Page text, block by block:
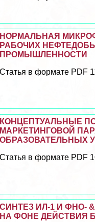
НОРМАЛЬНАЯ
РАБОЧИХ
ПРОМЫШЛЕННОСТИ
Статья в формате PDF
КОНЦЕПТУАЛЬНЫЕ
МАРКЕТИНГОВОЙ
ОБРАЗОВАТЕЛЬНЫХ
Статья в формате PDF
СИНТЕЗ ИЛ-1 И ФНО-
НА ФОНЕ ДЕЙСТВИЯ